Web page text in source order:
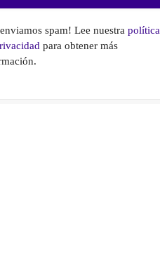
spam! Lee nuestrapolítica
para obtener más